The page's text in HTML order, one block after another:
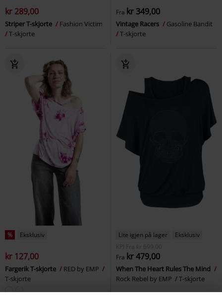
kr 289,00
Striper T-skjorte
Fashion Victim
T-skjorte
Fra kr 349,00
Vintage Racers
Gasoline Bandit
T-skjorte
% Eksklusiv
kr 127,00
Fargerik T-skjorte
RED by EMP
T-skjorte
Lite igjen på lager
Eksklusiv
KPI
Fra kr 699,00
Fra kr 479,00
When The Heart Rules The Mind
Rock Rebel by EMP
T-skjorte